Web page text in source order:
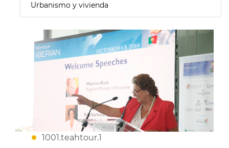
Urbanismo y vivienda
1001.teahtour.1